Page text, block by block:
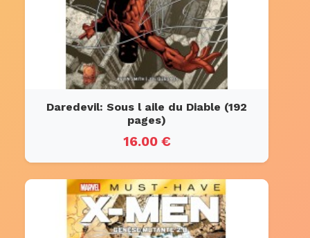
Daredevil: Sous l aile du Diable (192
pages)
16.00 €